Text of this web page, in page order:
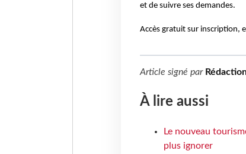
et de suivre ses demandes.
Accès gratuit sur inscription,
Article signé par
À lire aussi
Le nouveau
plus ignorer